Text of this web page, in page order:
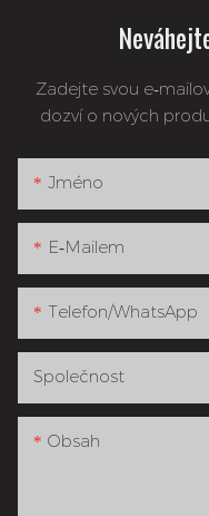
Zadejte svou e-
dozví o nových
Jméno
E-Mailem
Telefon/whatsApp
Společnost
Obsah